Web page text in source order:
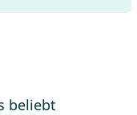
beliebt